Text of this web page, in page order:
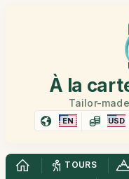
À la
Tailor-
EN USD
TOURS